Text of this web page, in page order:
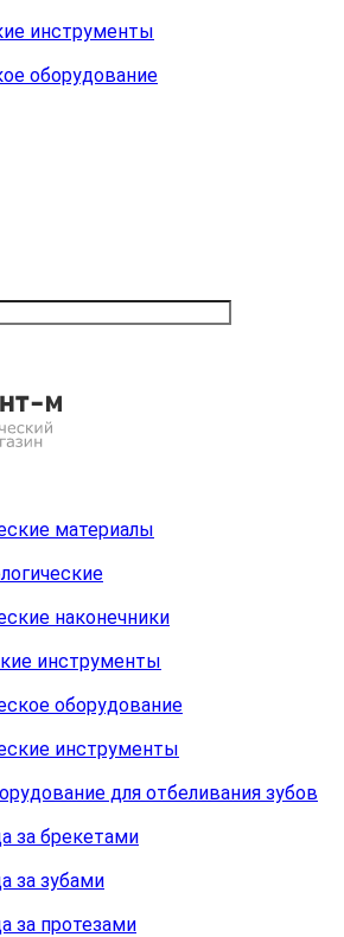
инструменты
оборудование
материалы
наконечники
инструменты
оборудование
инструменты
для отбеливания зубов
за брекетами
за зубами
за протезами